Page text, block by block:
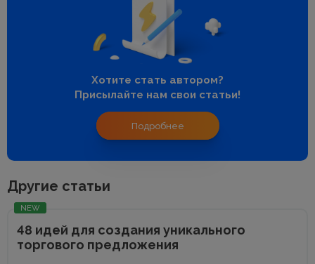
Хотите стать автором?
Присылайте нам свои статьи!
Подробнее
Другие статьи
NEW
48 идей для создания уникального
торгового предложения